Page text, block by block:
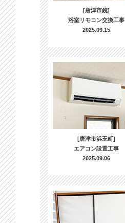
[唐津市鏡]
浴室リモコン交換工事
2025.09.15
[唐津市浜玉町]
エアコン設置工事
2025.09.06